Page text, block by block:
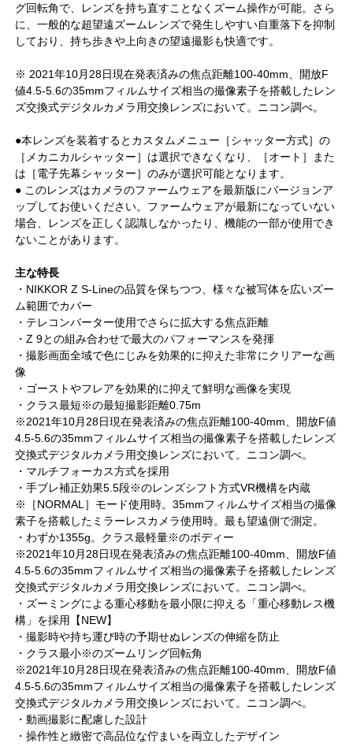
グ回転角で、レンズを持ち直すことなくズーム操作が可能。さら
に、一般的な超望遠ズームレンズで発生しやすい自重落下を抑制
しており、持ち歩きや上向きの望遠撮影も快適です。
※ 2021年10月28日現在発表済みの焦点距離100-40mm、開放F
値4.5-5.6の35mmフィルムサイズ相当の撮像素子を搭載したレン
ズ交換式デジタルカメラ用交換レンズにおいて。ニコン調べ。
●本レンズを装着するとカスタムメニュー［シャッター方式］の
［メカニカルシャッター］は選択できなくなり、［オート］また
は［電子先幕シャッター］のみが選択可能となります。
● このレンズはカメラのファームウェアを最新版にバージョンア
ップしてお使いください。ファームウェアが最新になっていない
場合、レンズを正しく認識しなかったり、機能の一部が使用でき
ないことがあります。
主な特長
・NIKKOR Z S-Lineの品質を保ちつつ、様々な被写体を広いズー
ム範囲でカバー
・テレコンバーター使用でさらに拡大する焦点距離
・Z 9との組み合わせで最大のパフォーマンスを発揮
・撮影画面全域で色にじみを効果的に抑えた非常にクリアーな画
像
・ゴーストやフレアを効果的に抑えて鮮明な画像を実現
・クラス最短※の最短撮影距離0.75m
※2021年10月28日現在発表済みの焦点距離100-40mm、開放F値
4.5-5.6の35mmフィルムサイズ相当の撮像素子を搭載したレンズ
交換式デジタルカメラ用交換レンズにおいて。ニコン調べ。
・マルチフォーカス方式を採用
・手ブレ補正効果5.5段※のレンズシフト方式VR機構を内蔵
※［NORMAL］モード使用時。35mmフィルムサイズ相当の撮像
素子を搭載したミラーレスカメラ使用時。最も望遠側で測定。
・わずか1355g。クラス最軽量※のボディー
※2021年10月28日現在発表済みの焦点距離100-40mm、開放F値
4.5-5.6の35mmフィルムサイズ相当の撮像素子を搭載したレンズ
交換式デジタルカメラ用交換レンズにおいて。ニコン調べ。
・ズーミングによる重心移動を最小限に抑える「重心移動レス機
構」を採用【NEW】
・撮影時や持ち運び時の予期せぬレンズの伸縮を防止
・クラス最小※のズームリング回転角
※2021年10月28日現在発表済みの焦点距離100-40mm、開放F値
4.5-5.6の35mmフィルムサイズ相当の撮像素子を搭載したレンズ
交換式デジタルカメラ用交換レンズにおいて。ニコン調べ。
・動画撮影に配慮した設計
・操作性と緻密で高品位な佇まいを両立したデザイン